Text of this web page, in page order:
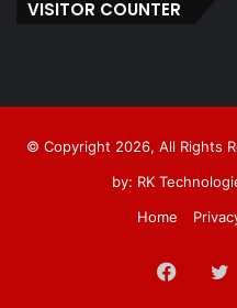
VISITOR COUNTER
© Copyright 2026, All Rights
by: RK
Home